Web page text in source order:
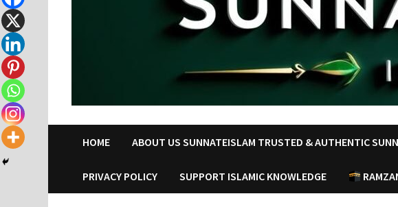
HOME ABOUT US SUNNATEISLAM TRUSTED & AUTHENTIC
PRIVACY POLICY SUPPORT ISLAMIC KNOWLEDGE